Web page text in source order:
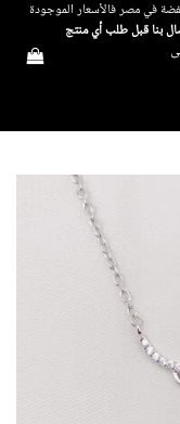
في مصر فالأسعار الموجودة
بنا قبل طلب أي منتج